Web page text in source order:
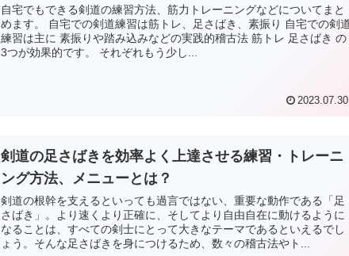
自宅でもできる剣道の練習方法、筋力トレーニングなどについてまと
めます。 自宅での剣道練習は筋トレ、足さばき、素振り 自宅での剣道
練習は主に 素振りや踏み込みなどの実践的稽古法 筋トレ 足さばき の
3つが効果的です。 それぞれもう少し...
2023.07.30
剣道の足さばきを効率よく上達させる練習・トレーニ
ング方法、メニューとは？
剣道の根幹を支えるといっても過言ではない、重要な動作である「足
さばき」。より速くより正確に、そしてより自由自在に動けるように
なることは、すべての剣士にとって大きなテーマであるといえるでし
ょう。そんな足さばきを身につけるため、数々の稽古法やト...